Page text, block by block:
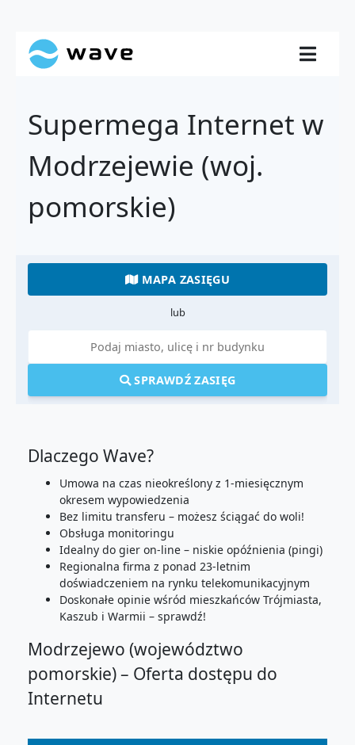
Supermega Internet w
Modrzejewie (woj.
pomorskie)
MAPA ZASIĘGU
lub
SPRAWDŹ ZASIĘG
Dlaczego Wave?
Umowa na czas nieokreślony z 1-miesięcznym
okresem wypowiedzenia
Bez limitu transferu – możesz ściągać do woli!
Obsługa monitoringu
Idealny do gier on-line – niskie opóźnienia (pingi)
Regionalna firma z ponad 23-letnim
doświadczeniem na rynku telekomunikacyjnym
Doskonałe opinie wśród mieszkańców Trójmiasta,
Kaszub i Warmii – sprawdź!
Modrzejewo (województwo
pomorskie) – Oferta dostępu do
Internetu